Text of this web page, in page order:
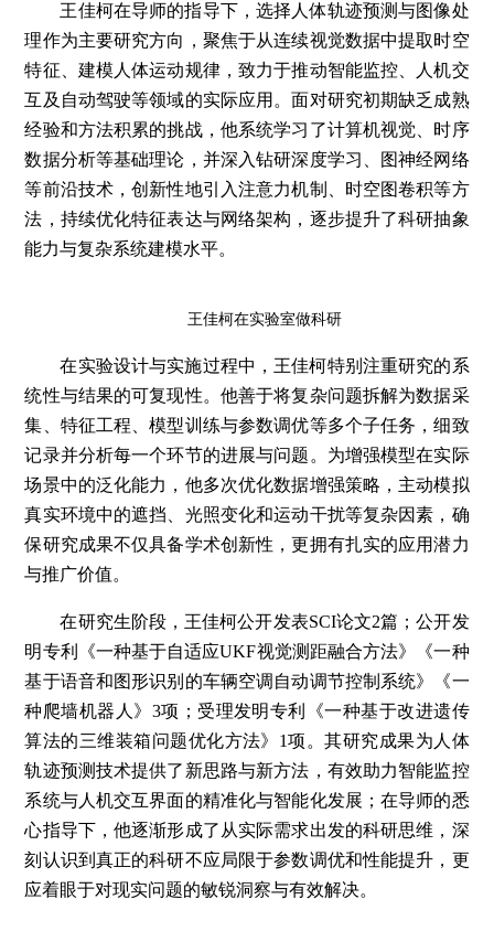
王佳柯在导师的指导下，选择人体轨迹预测与图像处
理作为主要研究方向，聚焦于从连续视觉数据中提取时空
特征、建模人体运动规律，致力于推动智能监控、人机交
互及自动驾驶等领域的实际应用。面对研究初期缺乏成熟
经验和方法积累的挑战，他系统学习了计算机视觉、时序
数据分析等基础理论，并深入钻研深度学习、图神经网络
等前沿技术，创新性地引入注意力机制、时空图卷积等方
法，持续优化特征表达与网络架构，逐步提升了科研抽象
能力与复杂系统建模水平。
王佳柯在实验室做科研
在实验设计与实施过程中，王佳柯特别注重研究的系
统性与结果的可复现性。他善于将复杂问题拆解为数据采
集、特征工程、模型训练与参数调优等多个子任务，细致
记录并分析每一个环节的进展与问题。为增强模型在实际
场景中的泛化能力，他多次优化数据增强策略，主动模拟
真实环境中的遮挡、光照变化和运动干扰等复杂因素，确
保研究成果不仅具备学术创新性，更拥有扎实的应用潜力
与推广价值。
在研究生阶段，王佳柯公开发表SCI论文2篇；公开发
明专利《一种基于自适应UKF视觉测距融合方法》《一种
基于语音和图形识别的车辆空调自动调节控制系统》《一
种爬墙机器人》3项；受理发明专利《一种基于改进遗传
算法的三维装箱问题优化方法》1项。其研究成果为人体
轨迹预测技术提供了新思路与新方法，有效助力智能监控
系统与人机交互界面的精准化与智能化发展；在导师的悉
心指导下，他逐渐形成了从实际需求出发的科研思维，深
刻认识到真正的科研不应局限于参数调优和性能提升，更
应着眼于对现实问题的敏锐洞察与有效解决。